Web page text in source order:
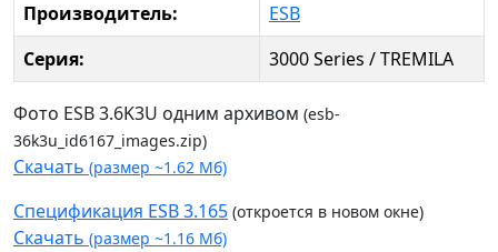
Производитель:
ESB
Серия:
3000 Series / TREMILA
Фото ESB 3.6K3U одним архивом (esb-
36k3u_id6167_images.zip)
Скачать (размер ~1.62 Мб)
Спецификация ESB 3.165 (откроется в новом окне)
Скачать (размер ~1.16 Мб)